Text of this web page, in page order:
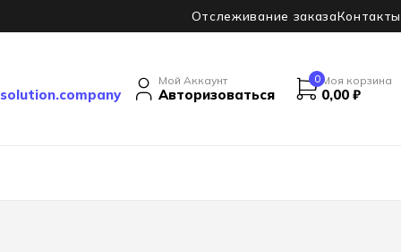
Отслеживание заказаКонтакты
Мой Аккаунт
Авторизоваться
0 Моя корзина
0,00 ₽